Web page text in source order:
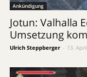
Ankündigung
Jotun: Valhalla
Umsetzung
Ulrich Steppberger 13.